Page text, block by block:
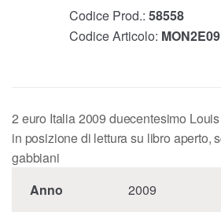
Codice Prod.: 58558
Codice Articolo:
2 euro Italia 2009 duecentesimo
in posizione di lettura su libro aperto,
gabbiani
Anno
2009